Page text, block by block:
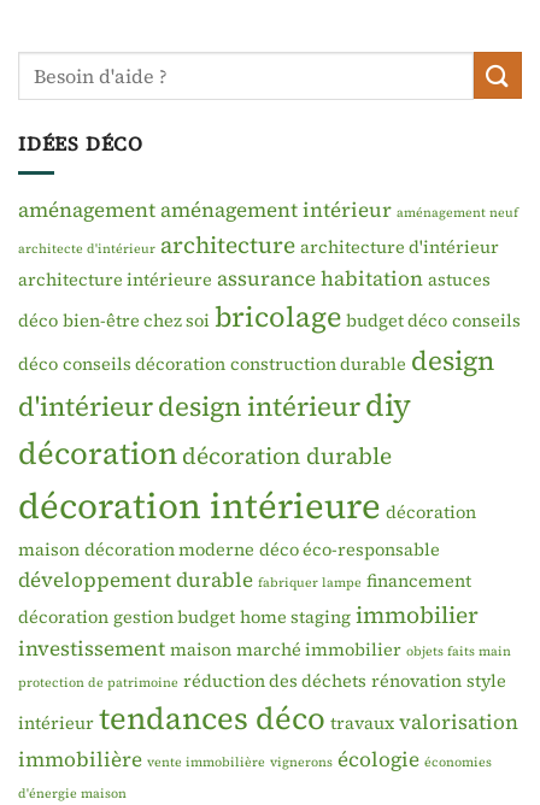
IDÉES DÉCO
aménagementaménagement intérieur aménagement neuf
architecte d'intérieur architecture architecture d'intérieur
architecture intérieure assurance habitation astuces
déco bien-être chez soi bricolage budget déco conseils
déco conseils décoration construction durable design
d'intérieurdesign intérieurdiy
décorationdécoration durable
décoration intérieure décoration
maison décoration moderne déco éco-responsable
développement durable fabriquer lampe financement
décoration gestion budget home staging immobilier
investissement maison marché immobilier objets faits main
protection de patrimoine réduction des déchets rénovation style
intérieur tendances déco travaux valorisation
immobilière vente immobilière vignerons écologie économies
d'énergie maison